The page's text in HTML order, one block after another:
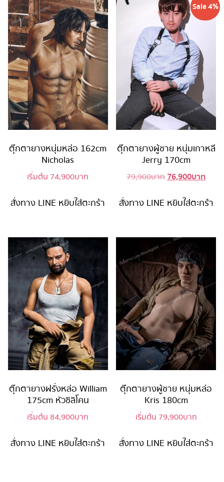
ตุ๊กตายางหนุ่มหล่อ 162cm
Nicholas
เริ่มต้น 74,900บาท
สั่งทาง LINE หยิบใส่ตะกร้า
Sale 4%
ตุ๊กตายางผู้ชาย หนุ่มเกาหลี
Jerry 170cm
79,900บาท Original
was:
76,900บาท
is:
สั่งทาง LINE หยิบใส่ตะกร้า
ตุ๊กตายางฝรั่งหล่อ William
175cm หัวซิลิโคน
เริ่มต้น 84,900บาท
สั่งทาง LINE หยิบใส่ตะกร้า
ตุ๊กตายางผู้ชาย หนุ่มหล่อ
Kris 180cm
เริ่มต้น 79,900บาท
สั่งทาง LINE หยิบใส่ตะกร้า